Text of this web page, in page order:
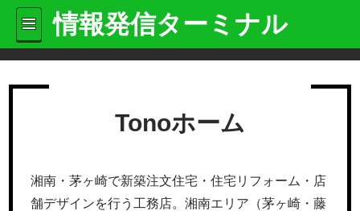
情報発信ターミナル
Tonoホーム
湘南・茅ヶ崎で新築注文住宅・住宅リフォーム・店
舗デザインを行う工務店。湘南エリア（茅ヶ崎・藤